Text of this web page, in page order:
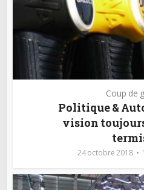
Coup de
Politique &
vision
24 octobre 2018